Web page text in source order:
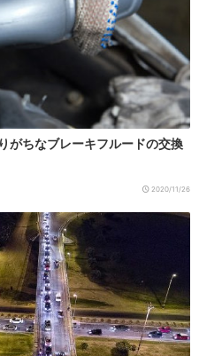
がちなブレーキフルードの交換
2020/11/26